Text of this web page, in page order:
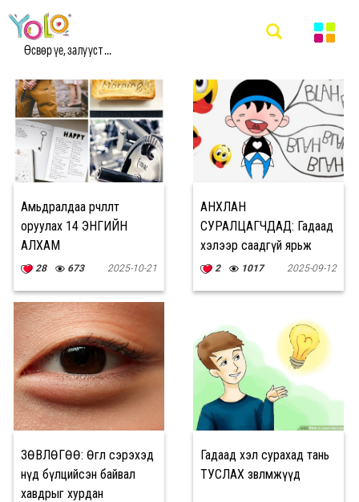
Өсвөр үе, залууст ...
#ADVICE МЭДЭЭ
Амьдралдаа өөрчлөлт
оруулах 14 ЭНГИЙН
АЛХАМ
28 673 2025-10-21
АНХЛАН
СУРАЛЦАГЧДАД: Гадаад
хэлээр саадгүй ярьж
сурах ШИЛДЭГ 4 АРГА
2 1017 2025-09-12
ЗӨВЛӨГӨӨ: Өглөө сэрэхэд
нүд бүлцийсэн байвал
хавдрыг хурдан
Гадаад хэл сурахад тань
ТУСЛАХ зөвлөмжүүд